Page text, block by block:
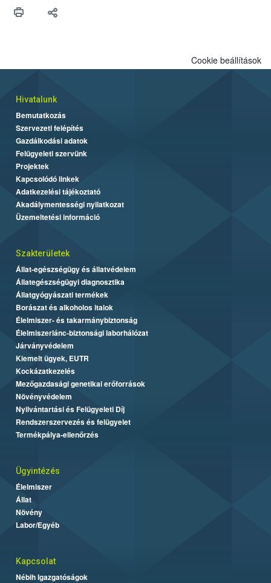
Cookie beállítások
Hivatalunk
Bemutatkozás
Szervezeti felépítés
Gazdálkodási adatok
Felügyeleti szervünk
Projektek
Kapcsolódó linkek
Adatkezelési tájékoztató
Akadálymentességi nyilatkozat
Üzemeltetési információ
Szakterületek
Állat-egészségügy és állatvédelem
Állategészségügyi diagnosztika
Állatgyógyászati termékek
Borászat és alkoholos italok
Élelmiszer- és takarmánybiztonság
Élelmiszerlánc-biztonsági laborhálózat
Járványvédelem
Kiemelt ügyek, EUTR
Kockázatkezelés
Mezőgazdasági genetikai erőforrások
Növényvédelem
Nyilvántartási és Felügyeleti Díj
Rendszerszervezés és felügyelet
Termékpálya-ellenőrzés
Ügyintézés
Élelmiszer
Állat
Növény
Labor/Egyéb
Kapcsolat
Nébih Igazgatóságok